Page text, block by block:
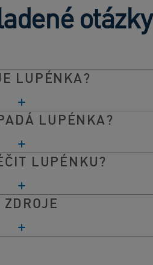
otázky
LUPÉNKA?
LUPÉNKA?
LUPÉNKU?
ZDROJE